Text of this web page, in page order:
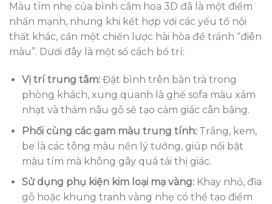
Màu tím nhẹ của bình cắm hoa 3D đã là một điểm
nhấn mạnh, nhưng khi kết hợp với các yếu tố nội
thất khác, cần một chiến lược hài hòa để tránh “điên
màu”. Dưới đây là một số cách bố trí:
Vị trí trung tâm:Đặt bình trên bàn trà trong
phòng khách, xung quanh là ghế sofa màu xám
nhạt và thảm nâu gỗ sẽ tạo cảm giác cân bằng.
Phối cùng các gam màu trung tính:Trắng, kem,
be là các tông màu nền lý tưởng, giúp nổi bật
màu tím mà không gây quá tải thị giác.
Sử dụng phụ kiện kim loại mạ vàng:Khay nhỏ, đĩa
gỗ hoặc khung tranh vàng nhẹ có thể tạo điểm